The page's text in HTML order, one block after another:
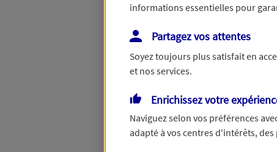
Vous disposez de droits
informations essentielles pour
Partagez vos attentes
Soyez toujours plus satisfait en
et nos services.
Enrichissez votre
Naviguez selon vos préférences
adapté à vos centres d'intérêts,